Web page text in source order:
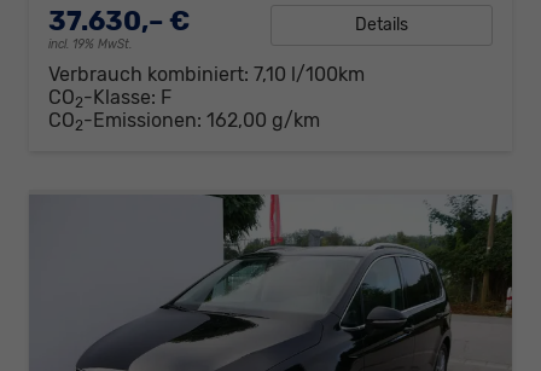
37.630,– €
incl. 19% MwSt.
Details
Verbrauch kombiniert: 7,10 l/100km
CO2-Klasse: F
CO2-Emissionen: 162,00 g/km